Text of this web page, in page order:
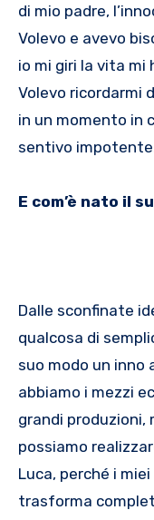
di mio padre,
Volevo e avevo
io mi giri la vita mi
Volevo ricordarmi
in un momento in
sentivo
E com’è nato il
Dalle sconfinate
qualcosa di
suo modo un inno
abbiamo i mezzi
grandi produzioni,
possiamo
Luca, perché i
trasforma